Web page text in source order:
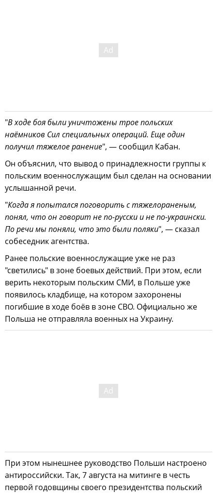
"В ходе боя были уничтожены трое польских
наёмников Сил специальных операций. Еще один
получил тяжелое ранение", — сообщил Кабан.
Он объяснил, что вывод о принадлежности группы к
польским военнослужащим был сделан на основании
услышанной речи.
"Когда я попытался поговорить с тяжелораненым,
понял, что он говорит не по-русски и не по-украински.
По речи мы поняли, что это были поляки", — сказал
собеседник агентства.
Ранее польские военнослужащие уже не раз
"светились" в зоне боевых действий. При этом, если
верить некоторым польским СМИ, в Польше уже
появилось кладбище, на котором захоронены
погибшие в ходе боёв в зоне СВО. Официально же
Польша не отправляла военных на Украину.
При этом нынешнее руководство Польши настроено
антироссийски. Так, 7 августа на митинге в честь
первой годовщины своего президентства польский